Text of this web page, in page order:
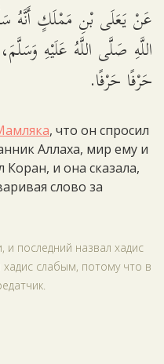
عَنْ يَعَلَى بْنِ مَمْلَكٍ أَنَّهُ
اللَّهِ صَلَّى اللَّهُ عَلَيْهِ
حَرْفًا حَرْفًا.
, что он спросил
Аллаха, мир ему и
Коран, и она сказала,
слово за
и последний назвал хадис
слабым, потому что в